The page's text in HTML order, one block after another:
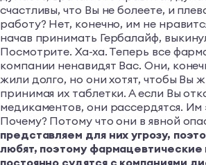
счастливы, что Вы не болеете, и
работу? Нет, конечно, им не
начав принимать Гербалайф,
Посмотрите. Ха-ха. Теперь все
компании ненавидят Вас. Они,
жили долго, но они хотят, чтобы Вы
принимая их таблетки. А если Вы
медикаментов, они рассердятся. Им
Почему? Потому что они в явной
представляем для них угрозу,
любят, поэтому фармацевтические